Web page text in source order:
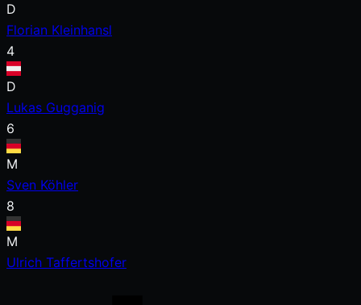
D
Florian Kleinhansl
4
D
Lukas Gugganig
6
M
Sven Köhler
8
M
Ulrich Taffertshofer